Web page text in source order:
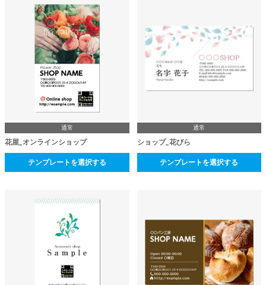
通常
花屋_オンラインショップ
テンプレートを選択する
通常
ショップ_花びら
テンプレートを選択する